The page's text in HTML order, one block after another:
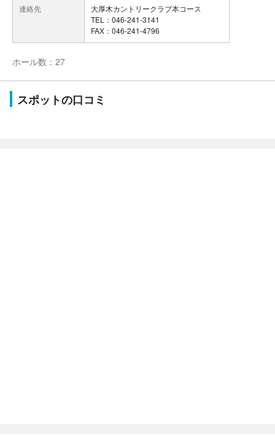
連絡先
大厚木カントリークラブ本コース
TEL：046-241-3141
FAX：046-241-4796
ホール数：27
スポットの口コミ